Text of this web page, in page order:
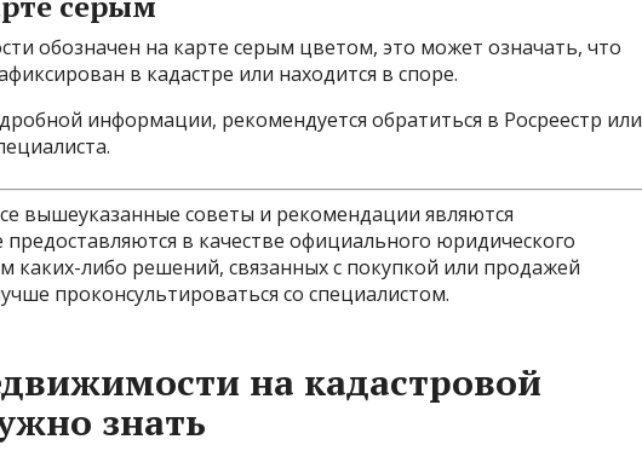
обозначен на карте серым цветом, это может означать, что
в кадастре или находится в споре.
информации, рекомендуется обратиться в Росреестр или
вышеуказанные советы и рекомендации являются
в качестве официального юридического
каких-либо решений, связанных с покупкой или продажей
проконсультироваться со специалистом.
на кадастровой
знать